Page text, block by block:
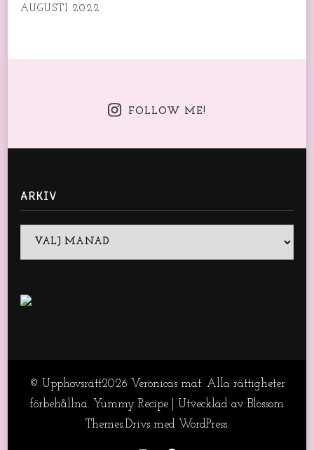
AUGUSTI 2022
FOLLOW ME!
ARKIV
Arkiv
© Upphovsrätt2026 Veronicas mat. Alla rättigheter
förbehållna. Yummy Recipe | Utvecklad av Blossom
Themes.Drivs med WordPress.